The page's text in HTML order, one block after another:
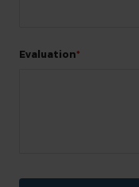
Evaluation